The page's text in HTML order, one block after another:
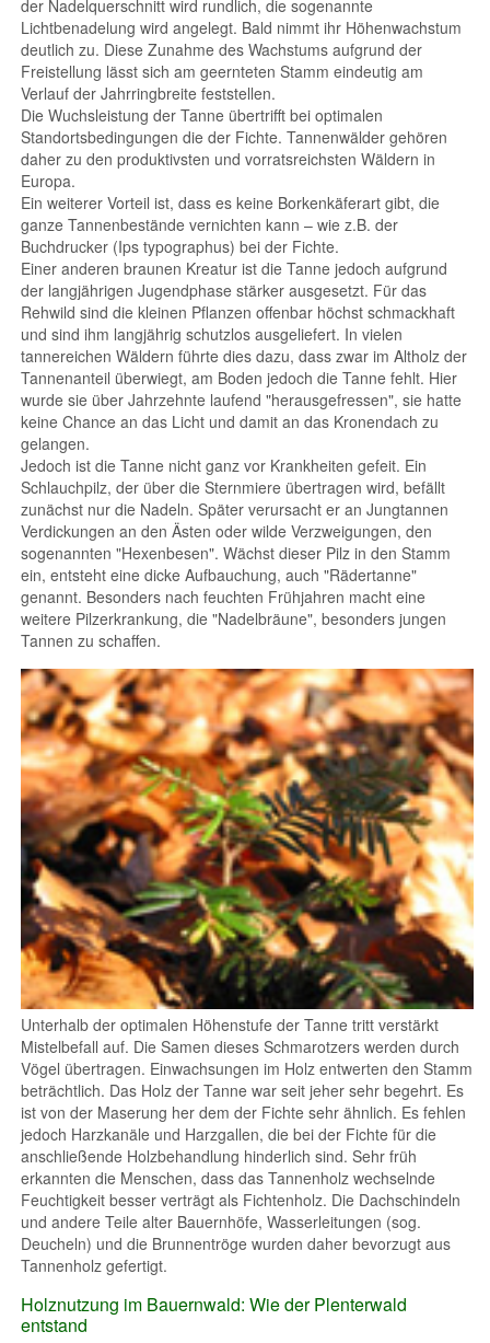
der Nadelquerschnitt wird rundlich, die sogenannte
Lichtbenadelung wird angelegt. Bald nimmt ihr Höhenwachstum
deutlich zu. Diese Zunahme des Wachstums aufgrund der
Freistellung lässt sich am geernteten Stamm eindeutig am
Verlauf der Jahrringbreite feststellen.
Die Wuchsleistung der Tanne übertrifft bei optimalen
Standortsbedingungen die der Fichte. Tannenwälder gehören
daher zu den produktivsten und vorratsreichsten Wäldern in
Europa.
Ein weiterer Vorteil ist, dass es keine Borkenkäferart gibt, die
ganze Tannenbestände vernichten kann – wie z.B. der
Buchdrucker (Ips typographus) bei der Fichte.
Einer anderen braunen Kreatur ist die Tanne jedoch aufgrund
der langjährigen Jugendphase stärker ausgesetzt. Für das
Rehwild sind die kleinen Pflanzen offenbar höchst schmackhaft
und sind ihm langjährig schutzlos ausgeliefert. In vielen
tannereichen Wäldern führte dies dazu, dass zwar im Altholz der
Tannenanteil überwiegt, am Boden jedoch die Tanne fehlt. Hier
wurde sie über Jahrzehnte laufend "herausgefressen", sie hatte
keine Chance an das Licht und damit an das Kronendach zu
gelangen.
Jedoch ist die Tanne nicht ganz vor Krankheiten gefeit. Ein
Schlauchpilz, der über die Sternmiere übertragen wird, befällt
zunächst nur die Nadeln. Später verursacht er an Jungtannen
Verdickungen an den Ästen oder wilde Verzweigungen, den
sogenannten "Hexenbesen". Wächst dieser Pilz in den Stamm
ein, entsteht eine dicke Aufbauchung, auch "Rädertanne"
genannt. Besonders nach feuchten Frühjahren macht eine
weitere Pilzerkrankung, die "Nadelbräune", besonders jungen
Tannen zu schaffen.
Unterhalb der optimalen Höhenstufe der Tanne tritt verstärkt
Mistelbefall auf. Die Samen dieses Schmarotzers werden durch
Vögel übertragen. Einwachsungen im Holz entwerten den Stamm
beträchtlich. Das Holz der Tanne war seit jeher sehr begehrt. Es
ist von der Maserung her dem der Fichte sehr ähnlich. Es fehlen
jedoch Harzkanäle und Harzgallen, die bei der Fichte für die
anschließende Holzbehandlung hinderlich sind. Sehr früh
erkannten die Menschen, dass das Tannenholz wechselnde
Feuchtigkeit besser verträgt als Fichtenholz. Die Dachschindeln
und andere Teile alter Bauernhöfe, Wasserleitungen (sog.
Deucheln) und die Brunnentröge wurden daher bevorzugt aus
Tannenholz gefertigt.
Holznutzung im Bauernwald: Wie der Plenterwald
entstand